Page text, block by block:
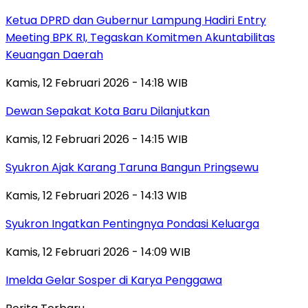
Ketua DPRD dan Gubernur Lampung Hadiri Entry
Meeting BPK RI, Tegaskan Komitmen Akuntabilitas
Keuangan Daerah
Kamis, 12 Februari 2026 - 14:18 WIB
Dewan Sepakat Kota Baru Dilanjutkan
Kamis, 12 Februari 2026 - 14:15 WIB
Syukron Ajak Karang Taruna Bangun Pringsewu
Kamis, 12 Februari 2026 - 14:13 WIB
Syukron Ingatkan Pentingnya Pondasi Keluarga
Kamis, 12 Februari 2026 - 14:09 WIB
Imelda Gelar Sosper di Karya Penggawa